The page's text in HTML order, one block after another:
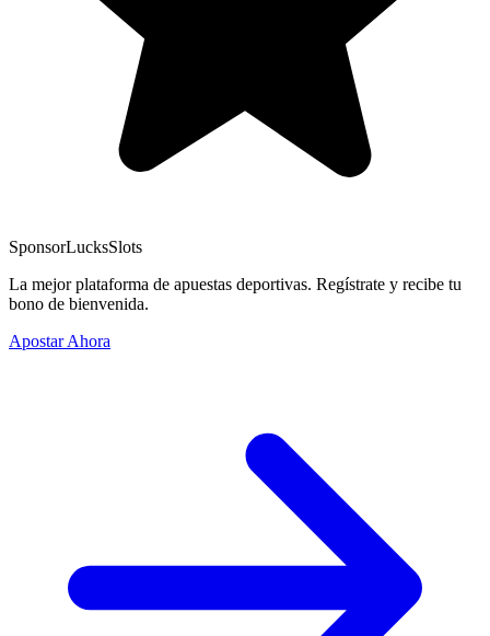
SponsorLucksSlots
La mejor plataforma de apuestas deportivas. Regístrate y recibe tu
bono de bienvenida.
Apostar Ahora